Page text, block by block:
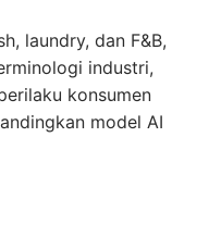
laundry, dan F&B,
industri,
konsumen
model AI